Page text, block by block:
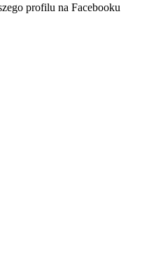
nowej karcieprofilu na Facebooku
do serwisu